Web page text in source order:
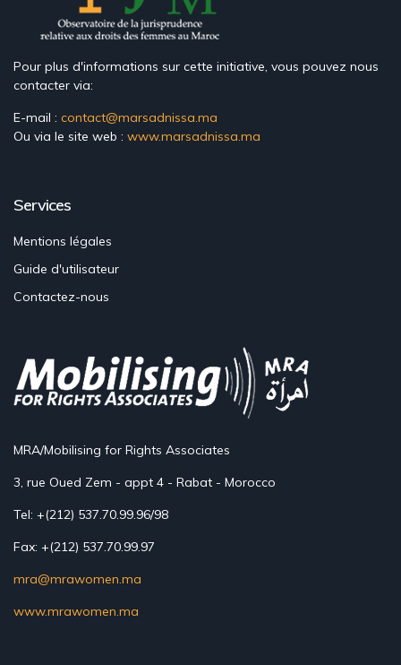
Pour plus d'informations sur cette initiative, vous pouvez nous
contacter via:
E-mail : contact@marsadnissa.ma
Ou via le site web : www.marsadnissa.ma
Services
Mentions légales
Guide d'utilisateur
Contactez-nous
MRA/Mobilising for Rights Associates
3, rue Oued Zem - appt 4 - Rabat - Morocco
Tel: +(212) 537.70.99.96/98
Fax: +(212) 537.70.99.97
mra@mrawomen.ma
www.mrawomen.ma